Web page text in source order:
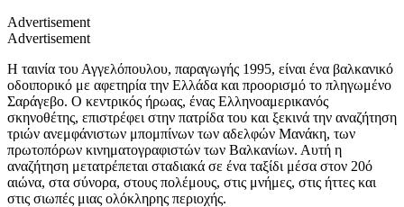
Advertisement
Advertisement
Η ταινία του Αγγελόπουλου, παραγωγής 1995, είναι ένα βαλκανικό
οδοιπορικό με αφετηρία την Ελλάδα και προορισμό το πληγωμένο
Σαράγεβο. Ο κεντρικός ήρωας, ένας Ελληνοαμερικανός
σκηνοθέτης, επιστρέφει στην πατρίδα του και ξεκινά την αναζήτηση
τριών ανεμφάνιστων μπομπίνων των αδελφών Μανάκη, των
πρωτοπόρων κινηματογραφιστών των Βαλκανίων. Αυτή η
αναζήτηση μετατρέπεται σταδιακά σε ένα ταξίδι μέσα στον 20ό
αιώνα, στα σύνορα, στους πολέμους, στις μνήμες, στις ήττες και
στις σιωπές μιας ολόκληρης περιοχής.